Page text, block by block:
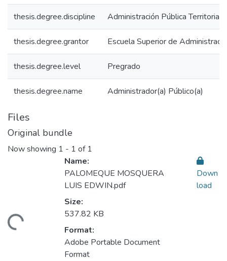
thesis.degree.discipline Administración Pública Territorial
thesis.degree.grantor Escuela Superior de
thesis.degree.level Pregrado
thesis.degree.name Administrador(a) Público(a)
Files
Original bundle
Now showing 1 - 1 of 1
Name:
PALOMEQUE MOSQUERA
LUIS EDWIN.pdf
Size:
537.82 KB
Format:
Adobe Portable Document
Format
Down
load